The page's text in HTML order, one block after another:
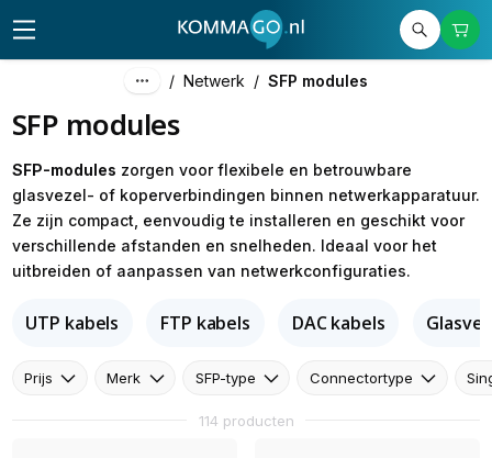
/ Netwerk / SFP modules
SFP modules
SFP-modules zorgen voor flexibele en betrouwbare
glasvezel- of koperverbindingen binnen netwerkapparatuur.
Ze zijn compact, eenvoudig te installeren en geschikt voor
verschillende afstanden en snelheden. Ideaal voor het
uitbreiden of aanpassen van netwerkconfiguraties.
UTP kabels FTP kabels DAC kabels
Prijs Merk SFP-type Connectortype
114 producten